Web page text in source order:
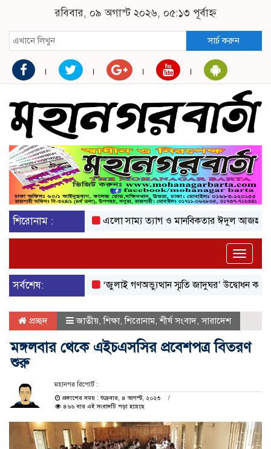
রবিবার, ০৯ অগাস্ট ২০২৬, ০৫:১৩ পূর্বাহ্ন
সার্চ করুন
শিরোনাম : এলো সাম্য ত্যাগ ও মানবিকতার ঈদুল আজহা
Toggle
সর্বশেষ:
‘জুলাই গণঅভ্যুত্থান স্মৃতি জাদুঘর’ উদ্বোধন করলেন
প্রচ্ছদ জাতীয়,শিক্ষা,শিরোনাম,শীর্ষ সংবাদ,সারাদেশ
মঙ্গলবার থেকে এইচএসসির প্রবেশপত্র বিতরণ
শুরু
মহানগর রিপোর্ট :
প্রকাশের সময় : শুক্রবার, ৪ আগস্ট, ২০২৩
৪৬৬ বার এই সংবাদটি পড়া হয়েছে